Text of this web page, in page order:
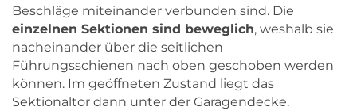
Beschläge miteinander verbunden sind. Die
einzelnen Sektionen sind beweglich, weshalb sie
nacheinander über die seitlichen
Führungsschienen nach oben geschoben werden
können. Im geöffneten Zustand liegt das
Sektionaltor dann unter der Garagendecke.